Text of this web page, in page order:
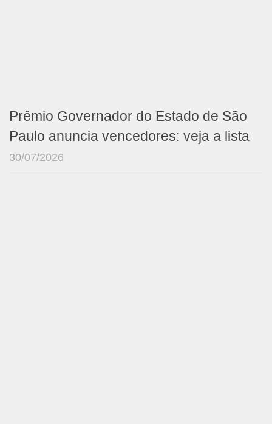
Prêmio Governador do Estado de São
Paulo anuncia vencedores: veja a lista
30/07/2026